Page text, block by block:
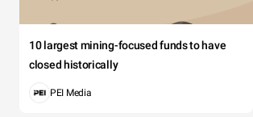
10 largest mining-focused funds to have
closed historically
PEI Media